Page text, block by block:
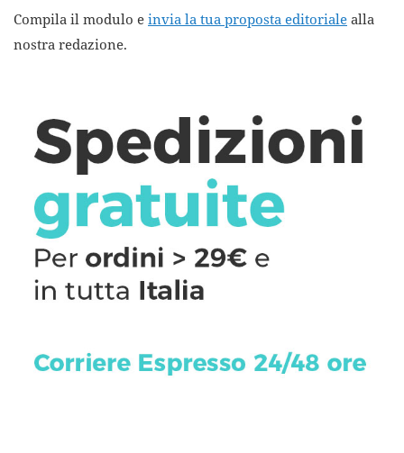
Compila il modulo e invia la tua proposta editoriale alla
nostra redazione.